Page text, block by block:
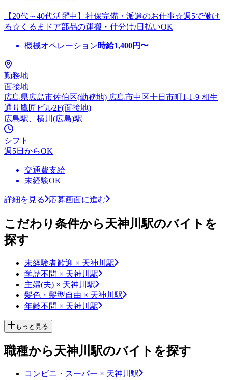
【20代～40代活躍中】社保完備・派遣のお仕事☆週5で働け
る☆くるまドア部品の運搬・仕分け/日払いOK
機械オペレーション時給1,400円〜
勤務地
面接地
広島県広島市佐伯区(勤務地) 広島市中区十日市町1-1-9 相生
通り鷹匠ビル2F(面接地)
広島駅、横川(広島)駅
シフト
週5日からOK
交通費支給
未経験OK
詳細を見る 応募画面に進む
こだわり条件から天神川駅のバイトを
探す
未経験者歓迎 × 天神川駅
学歴不問 × 天神川駅
主婦(夫) × 天神川駅
髪色・髪型自由 × 天神川駅
年齢不問 × 天神川駅
もっと見る
職種から天神川駅のバイトを探す
コンビニ・スーパー × 天神川駅